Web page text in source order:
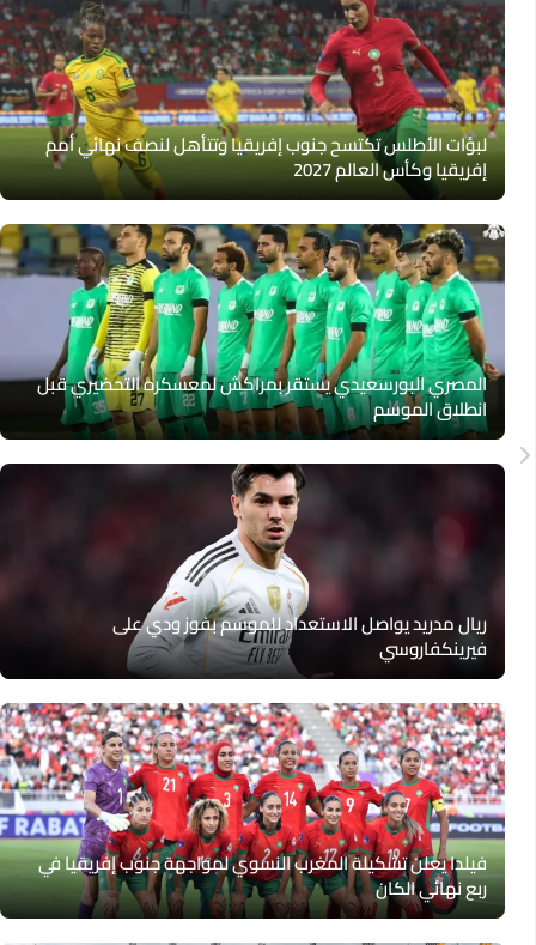
لبؤات الأطلس تكتسح جنوب إفريقيا وتتأهل لنصف نهائي أمم
إفريقيا وكأس العالم 2027
المصري البورسعيدي يستقر بمراكش لمعسكره التحضيري قبل
انطلاق الموسم
ريال مدريد يواصل الاستعداد للموسم بفوز ودي على
فيرينكفاروسي
فيلدا يعلن تشكيلة المغرب النسوي لمواجهة جنوب إفريقيا في
ربع نهائي الكان